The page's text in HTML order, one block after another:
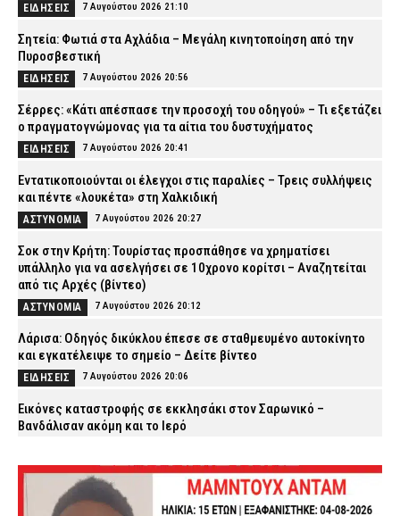
ΕΙΔΗΣΕΙΣ 7 Αυγούστου 2026 21:10
Σητεία: Φωτιά στα Αχλάδια – Μεγάλη κινητοποίηση από την
Πυροσβεστική
ΕΙΔΗΣΕΙΣ 7 Αυγούστου 2026 20:56
Σέρρες: «Κάτι απέσπασε την προσοχή του οδηγού» – Τι εξετάζει
ο πραγματογνώμονας για τα αίτια του δυστυχήματος
ΕΙΔΗΣΕΙΣ 7 Αυγούστου 2026 20:41
Εντατικοποιούνται οι έλεγχοι στις παραλίες – Τρεις συλλήψεις
και πέντε «λουκέτα» στη Χαλκιδική
ΑΣΤΥΝΟΜΙΑ 7 Αυγούστου 2026 20:27
Σοκ στην Κρήτη: Τουρίστας προσπάθησε να χρηματίσει
υπάλληλο για να ασελγήσει σε 10χρονο κορίτσι – Αναζητείται
από τις Αρχές (βίντεο)
ΑΣΤΥΝΟΜΙΑ 7 Αυγούστου 2026 20:12
Λάρισα: Οδηγός δικύκλου έπεσε σε σταθμευμένο αυτοκίνητο
και εγκατέλειψε το σημείο – Δείτε βίντεο
ΕΙΔΗΣΕΙΣ 7 Αυγούστου 2026 20:06
Εικόνες καταστροφής σε εκκλησάκι στον Σαρωνικό –
Βανδάλισαν ακόμη και το Ιερό
ΠΟΜΑΣ: «Όχι στη συγχώνευση των Μετοχικών Ταμείων των ΕΔ
και των Ειδικών Λογαριασμών Αλληλοβοηθείας»